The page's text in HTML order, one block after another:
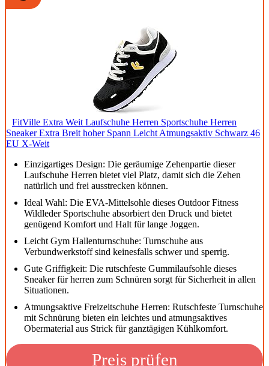
FitVille Extra Weit Laufschuhe Herren Sportschuhe Herren
Sneaker Extra Breit hoher Spann Leicht Atmungsaktiv Schwarz 46
EU X-Weit
Einzigartiges Design: Die geräumige Zehenpartie dieser
Laufschuhe Herren bietet viel Platz, damit sich die Zehen
natürlich und frei ausstrecken können.
Ideal Wahl: Die EVA-Mittelsohle dieses Outdoor Fitness
Wildleder Sportschuhe absorbiert den Druck und bietet
genügend Komfort und Halt für lange Joggen.
Leicht Gym Hallenturnschuhe: Turnschuhe aus
Verbundwerkstoff sind keinesfalls schwer und sperrig.
Gute Griffigkeit: Die rutschfeste Gummilaufsohle dieses
Sneaker für herren zum Schnüren sorgt für Sicherheit in allen
Situationen.
Atmungsaktive Freizeitschuhe Herren: Rutschfeste Turnschuhe
mit Schnürung bieten ein leichtes und atmungsaktives
Obermaterial aus Strick für ganztägigen Kühlkomfort.
Preis prüfen